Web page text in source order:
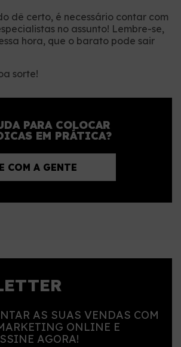
dê certo, é necessário contar com
no assunto! Lembre-se,
hora, que o barato pode sair
sorte!
PARA COLOCAR
EM PRÁTICA?
COM A GENTE
AS SUAS VENDAS COM
ONLINE E
AGORA!